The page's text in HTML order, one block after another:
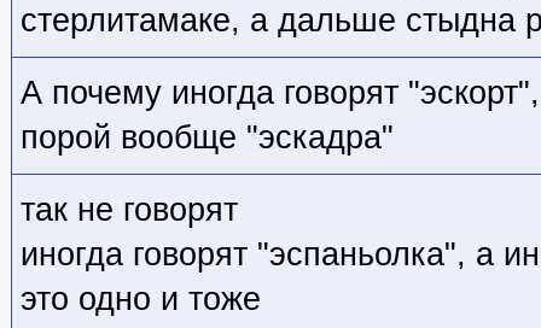
стерлитамаке, а дальше стыдна
А почему иногда говорят
порой вообще "эскадра"
так не говорят
иногда говорят "эспаньолка", а
это одно и тоже